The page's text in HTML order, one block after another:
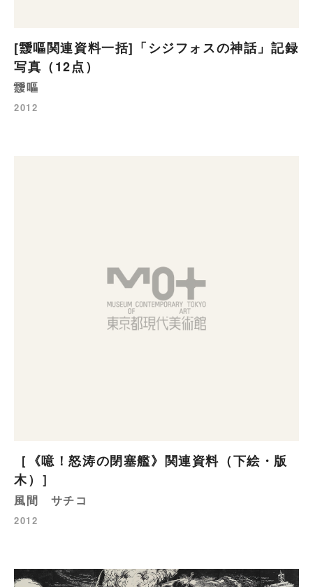
[靉嘔関連資料一括]「シジフォスの神話」記録
写真（12点）
靉嘔
2012
［《噫！怒涛の閉塞艦》関連資料（下絵・版
木）］
風間 サチコ
2012